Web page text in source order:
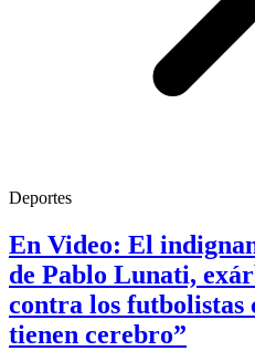
Deportes
En Video: El
de Pablo Lunati,
contra los futbolistas
tienen cerebro”